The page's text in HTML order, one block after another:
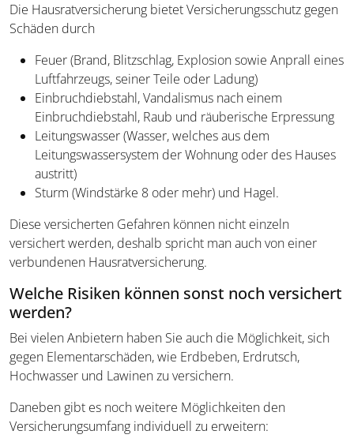
Die Hausratversicherung bietet Versicherungsschutz gegen
Schäden durch
Feuer (Brand, Blitzschlag, Explosion sowie Anprall eines
Luftfahrzeugs, seiner Teile oder Ladung)
Einbruchdiebstahl, Vandalismus nach einem
Einbruchdiebstahl, Raub und räuberische Erpressung
Leitungswasser (Wasser, welches aus dem
Leitungswassersystem der Wohnung oder des Hauses
austritt)
Sturm (Windstärke 8 oder mehr) und Hagel.
Diese versicherten Gefahren können nicht einzeln
versichert werden, deshalb spricht man auch von einer
verbundenen Hausratversicherung.
Welche Risiken können sonst noch versichert
werden?
Bei vielen Anbietern haben Sie auch die Möglichkeit, sich
gegen Elementarschäden, wie Erdbeben, Erdrutsch,
Hochwasser und Lawinen zu versichern.
Daneben gibt es noch weitere Möglichkeiten den
Versicherungsumfang individuell zu erweitern: